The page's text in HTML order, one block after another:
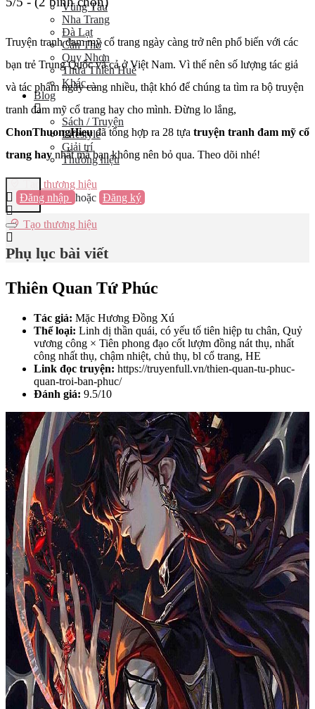
Vũng Tàu
Nha Trang
Đà Lạt
Cần Thơ
Quy Nhơn
Thừa Thiên Huế
Khác…
Blog
Sách / Truyện
Lifestyle
Giải trí
Thương hiệu
Tạo thương hiệu
Đăng nhập hoặc Đăng ký
Tạo thương hiệu
Truyện tranh đam mỹ cổ trang ngày càng trở nên phổ biến với các
bạn trẻ Trung Quốc và cả ở Việt Nam. Vì thế nên số lượng tác giả
và tác phẩm ngày càng nhiều, thật khó để chúng ta tìm ra bộ truyện
tranh đam mỹ cổ trang hay cho mình. Đừng lo lắng,
ChonThuongHieuđã tổng hợp ra 28 tựa truyện tranh đam mỹ cổ
trang hay nhất mà bạn không nên bỏ qua. Theo dõi nhé!
Phụ lục bài viết
Thiên Quan Tứ Phúc
Tác giả: Mặc Hương Đồng Xú
Thể loại: Linh dị thần quái, có yếu tố tiên hiệp tu chân, Quỷ
vương công × Tiên phong đạo cốt lượm đồng nát thụ, nhất
công nhất thụ, chậm nhiệt, chủ thụ, bl cổ trang, HE
Link đọc truyện: https://truyenfull.vn/thien-quan-tu-phuc-
quan-troi-ban-phuc/
Đánh giá: 9.5/10